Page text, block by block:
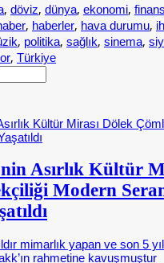
, döviz, dünya, ekonomi, finans
, haberler, hava durumu,
, politika, sağlık, sinema,
, Türkiye
Asırlık Kültür
Modern
mimarlık yapan ve son 5